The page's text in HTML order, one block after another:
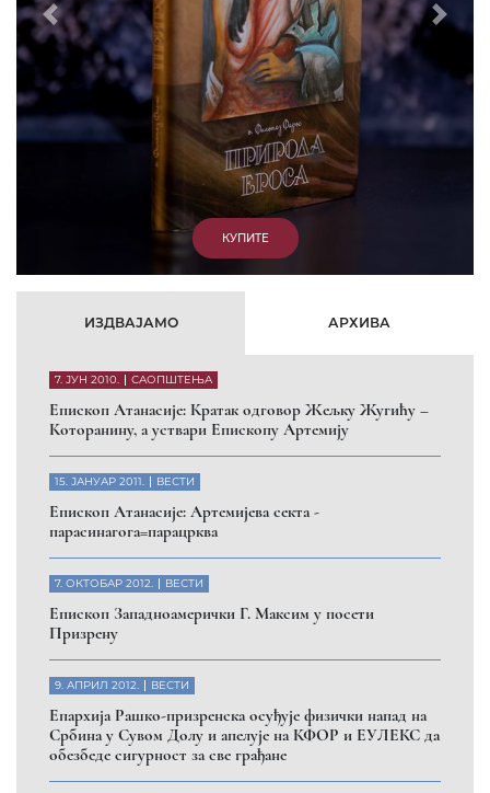
Prethodni
ИЗДВАЈАМО АРХИВА
7. ЈУН 2010. САОПШТЕЊА
Eпископ Атанасије: Кратак одговор Жељку Жугићу –
Которанину, а уствари Епископу Артемију
15. ЈАНУАР 2011. ВЕСТИ
Eпископ Атанасије: Артемијева секта -
парасинагога=парацрква
7. ОКТОБАР 2012. ВЕСТИ
Eпископ Западноамерички Г. Максим у посети
Призрену
9. АПРИЛ 2012. ВЕСТИ
Eпархија Рашко-призренска осуђује физички напад на
Србина у Сувом Долу и апелује на КФОР и ЕУЛЕКС да
обезбеде сигурност за све грађане